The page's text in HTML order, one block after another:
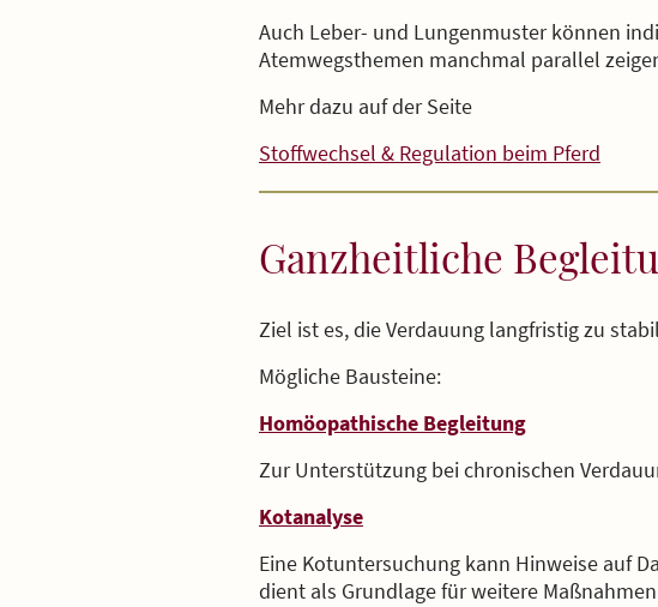
Auch Leber- und Lungenmuster können
Atemwegsthemen manchmal parallel
Mehr dazu auf der Seite
Stoffwechsel & Regulation beim Pferd
Ganzheitliche
Ziel ist es, die Verdauung langfristig zu
Mögliche Bausteine:
Homöopathische Begleitung
Zur Unterstützung bei chronischen
Kotanalyse
Eine Kotuntersuchung kann Hinweise auf
dient als Grundlage für weitere